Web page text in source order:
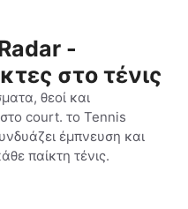
-
στο τένις
θεοί και
court. το Tennis
έμπνευση και
παίκτη τένις.